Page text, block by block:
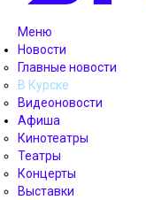
Меню
Новости
Главные новости
В Курске
Видеоновости
Афиша
Кинотеатры
Театры
Концерты
Выставки